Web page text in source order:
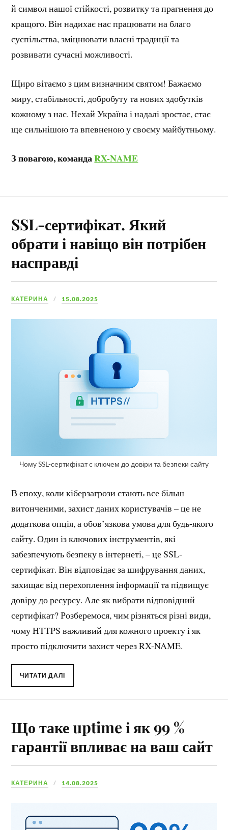
й символ нашої стійкості, розвитку та прагнення до
кращого. Він надихає нас працювати на благо
суспільства, зміцнювати власні традиції та
розвивати сучасні можливості.
Щиро вітаємо з цим визначним святом! Бажаємо
миру, стабільності, добробуту та нових здобутків
кожному з нас. Нехай Україна і надалі зростає, стає
ще сильнішою та впевненою у своєму майбутньому.
З повагою, командаRX-NAME
SSL-сертифікат. Який
обрати і навіщо він потрібен
насправді
КАТЕРИНА 15.08.2025
Чому SSL-сертифікат є ключем до довіри та безпеки сайту
В епоху, коли кіберзагрози стають все більш
витонченими, захист даних користувачів – це не
додаткова опція, а обов’язкова умова для будь-якого
сайту. Один із ключових інструментів, які
забезпечують безпеку в інтернеті, – це SSL-
сертифікат. Він відповідає за шифрування даних,
захищає від перехоплення інформації та підвищує
довіру до ресурсу. Але як вибрати відповідний
сертифікат? Розберемося, чим різняться різні види,
чому HTTPS важливий для кожного проекту і як
просто підключити захист через RX-NAME.
ЧИТАТИ ДАЛІ
Що таке uptime і як 99 %
гарантії впливає на ваш сайт
КАТЕРИНА 14.08.2025